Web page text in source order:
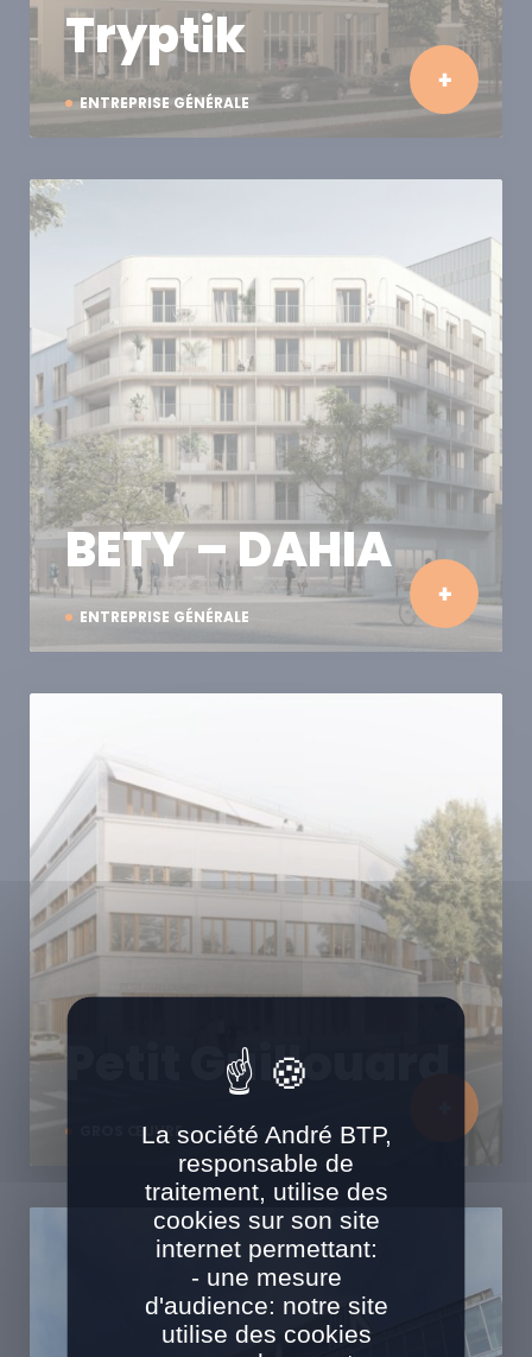
ENTREPRISE GÉNÉRALE
Tryptik
ENTREPRISE GÉNÉRALE
BETY – DAHIA
GROS ŒUVRE
Petit Guillouard
La société André BTP,
responsable de
traitement, utilise des
cookies sur son site
internet permettant:
- une mesure
d'audience: notre site
utilise des cookies